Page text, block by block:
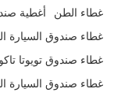
غطاء الطن أغطية
غطاء صندوق السيارة
غطاء صندوق تويوتا
غطاء صندوق السيارة